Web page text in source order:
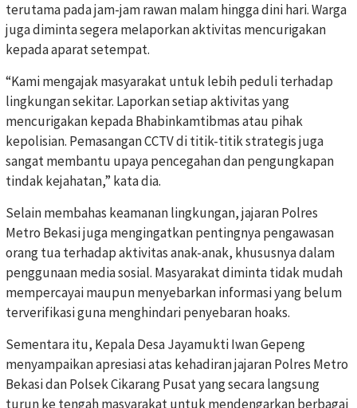
terutama pada jam-jam rawan malam hingga dini hari. Warga
juga diminta segera melaporkan aktivitas mencurigakan
kepada aparat setempat.
“Kami mengajak masyarakat untuk lebih peduli terhadap
lingkungan sekitar. Laporkan setiap aktivitas yang
mencurigakan kepada Bhabinkamtibmas atau pihak
kepolisian. Pemasangan CCTV di titik-titik strategis juga
sangat membantu upaya pencegahan dan pengungkapan
tindak kejahatan,” kata dia.
Selain membahas keamanan lingkungan, jajaran Polres
Metro Bekasi juga mengingatkan pentingnya pengawasan
orang tua terhadap aktivitas anak-anak, khususnya dalam
penggunaan media sosial. Masyarakat diminta tidak mudah
mempercayai maupun menyebarkan informasi yang belum
terverifikasi guna menghindari penyebaran hoaks.
Sementara itu, Kepala Desa Jayamukti Iwan Gepeng
menyampaikan apresiasi atas kehadiran jajaran Polres Metro
Bekasi dan Polsek Cikarang Pusat yang secara langsung
turun ke tengah masyarakat untuk mendengarkan berbagai